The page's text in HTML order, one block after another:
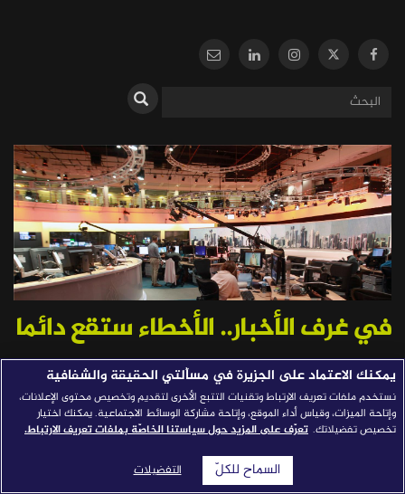
مجلة الصحافة
إصداراتنا
معارف إعلامية
شركاؤنا
للتواصل
استفسارات
في غرف الأخبار.. الأخطاء ستقع دائما
منتصر مرعي
نشرت في: 09/22/2017
يمكنك الاعتماد على الجزيرة في مسألتي الحقيقة والشفافية
نستخدم ملفات تعريف الارتباط وتقنيات التتبع الأخرى لتقديم وتخصيص محتوى الإعلانات،
وإتاحة الميزات، وقياس أداء الموقع، وإتاحة مشاركة الوسائط الاجتماعية. يمكنك اختيار
تخصيص تفضيلاتك. تعرّف على المزيد حول سياستنا الخاصّة بملفات تعريف الارتباط.
التفضيلات السماح للكلّ